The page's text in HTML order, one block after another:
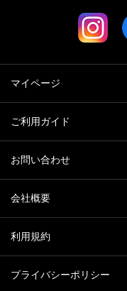
マイページ
ご利用ガイド
お問い合わせ
会社概要
利用規約
プライバシーポリシー